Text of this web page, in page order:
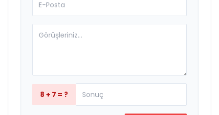
8 + 7 = ?